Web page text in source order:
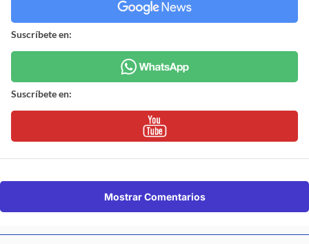
Suscríbete en:
Suscríbete en:
Mostrar Comentarios